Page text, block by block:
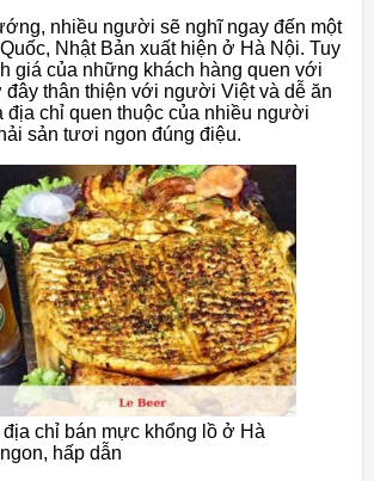
nhiều người sẽ nghĩ ngay đến một
Nhật Bản xuất hiện ở Hà Nội. Tuy
giá của những khách hàng quen với
thân thiện với người Việt và dễ ăn
địa chỉ quen thuộc của nhiều người
sản tươi ngon đúng điệu.
địa chỉ bán mực khổng lồ ở Hà
hấp dẫn